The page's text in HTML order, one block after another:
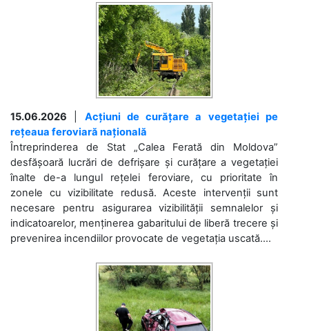
15.06.2026
Acțiuni de curățare a vegetației pe
rețeaua feroviară națională
Întreprinderea de Stat „Calea Ferată din Moldova”
desfășoară lucrări de defrișare și curățare a vegetației
înalte de-a lungul rețelei feroviare, cu prioritate în
zonele cu vizibilitate redusă. Aceste intervenții sunt
necesare pentru asigurarea vizibilității semnalelor și
indicatoarelor, menținerea gabaritului de liberă trecere și
prevenirea incendiilor provocate de vegetația uscată....